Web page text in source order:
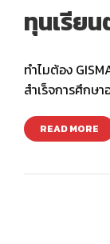
ทุนเรีย
ทำไมต้อง
สำเร็จการศึกษ
READ MORE